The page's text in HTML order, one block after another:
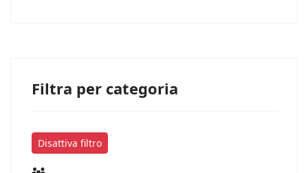
Filtra per categoria
Disattiva filtro